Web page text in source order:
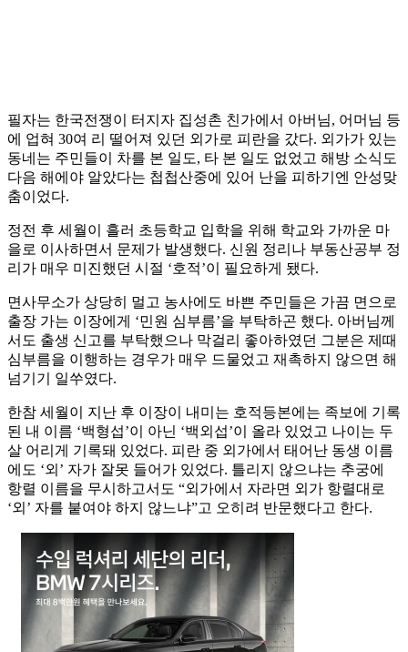
필자는 한국전쟁이 터지자 집성촌 친가에서 아버님, 어머님 등
에 업혀 30여 리 떨어져 있던 외가로 피란을 갔다. 외가가 있는
동네는 주민들이 차를 본 일도, 타 본 일도 없었고 해방 소식도
다음 해에야 알았다는 첩첩산중에 있어 난을 피하기엔 안성맞
춤이었다.
정전 후 세월이 흘러 초등학교 입학을 위해 학교와 가까운 마
을로 이사하면서 문제가 발생했다. 신원 정리나 부동산공부 정
리가 매우 미진했던 시절 ‘호적’이 필요하게 됐다.
면사무소가 상당히 멀고 농사에도 바쁜 주민들은 가끔 면으로
출장 가는 이장에게 ‘민원 심부름’을 부탁하곤 했다. 아버님께
서도 출생 신고를 부탁했으나 막걸리 좋아하였던 그분은 제때
심부름을 이행하는 경우가 매우 드물었고 재촉하지 않으면 해
넘기기 일쑤였다.
한참 세월이 지난 후 이장이 내미는 호적등본에는 족보에 기록
된 내 이름 ‘백형섭’이 아닌 ‘백외섭’이 올라 있었고 나이는 두
살 어리게 기록돼 있었다. 피란 중 외가에서 태어난 동생 이름
에도 ‘외’ 자가 잘못 들어가 있었다. 틀리지 않으냐는 추궁에
항렬 이름을 무시하고서도 “외가에서 자라면 외가 항렬대로
‘외’ 자를 붙여야 하지 않느냐”고 오히려 반문했다고 한다.